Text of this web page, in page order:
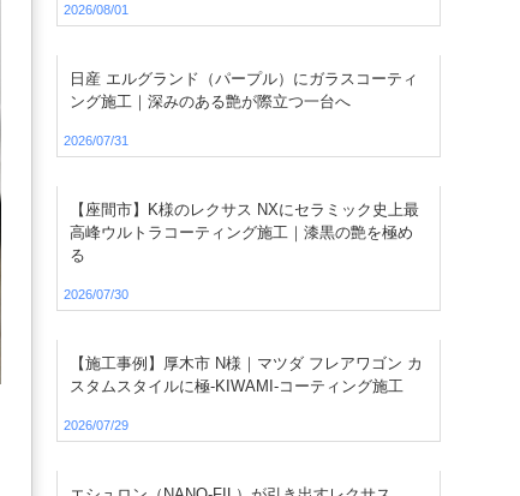
2026/08/01
日産 エルグランド（パープル）にガラスコーティ
ング施工｜深みのある艶が際立つ一台へ
2026/07/31
【座間市】K様のレクサス NXにセラミック史上最
高峰ウルトラコーティング施工｜漆黒の艶を極め
る
2026/07/30
【施工事例】厚木市 N様｜マツダ フレアワゴン カ
スタムスタイルに極-KIWAMI-コーティング施工
2026/07/29